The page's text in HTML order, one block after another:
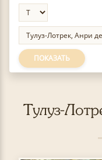
ПОКАЗАТЬ
Тулуз-